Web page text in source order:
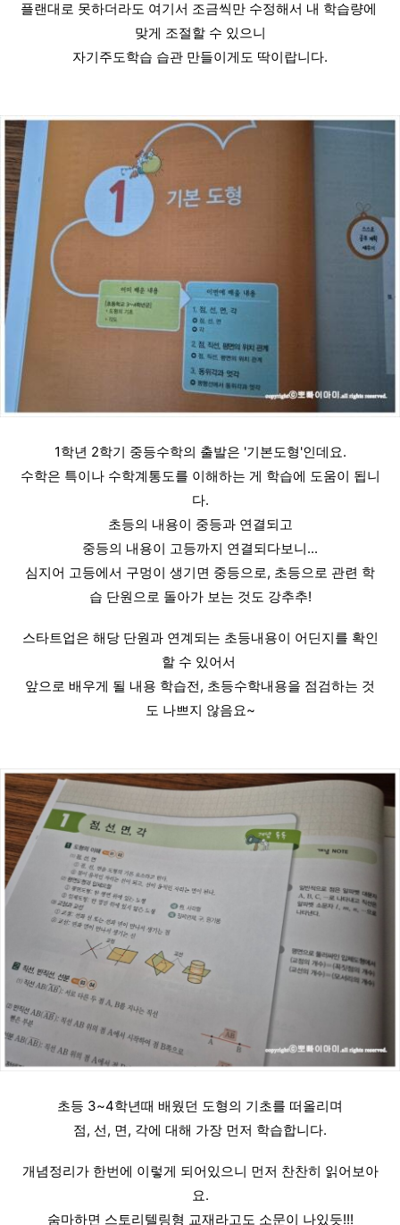
플랜대로 못하더라도 여기서 조금씩만 수정해서 내 학습량에
맞게 조절할 수 있으니
자기주도학습 습관 만들이게도 딱이랍니다.
1학년 2학기 중등수학의 출발은 '기본도형'인데요.
수학은 특이나 수학계통도를 이해하는 게 학습에 도움이 됩니
다.
초등의 내용이 중등과 연결되고
중등의 내용이 고등까지 연결되다보니...
심지어 고등에서 구멍이 생기면 중등으로, 초등으로 관련 학
습 단원으로 돌아가 보는 것도 강추추!
스타트업은 해당 단원과 연계되는 초등내용이 어딘지를 확인
할 수 있어서
앞으로 배우게 될 내용 학습전, 초등수학내용을 점검하는 것
도 나쁘지 않음요~
초등 3~4학년때 배웠던 도형의 기초를 떠올리며
점, 선, 면, 각에 대해 가장 먼저 학습합니다.
개념정리가 한번에 이렇게 되어있으니 먼저 찬찬히 읽어보아
요.
숨마하면 스토리텔링형 교재라고도 소문이 나있듯!!!